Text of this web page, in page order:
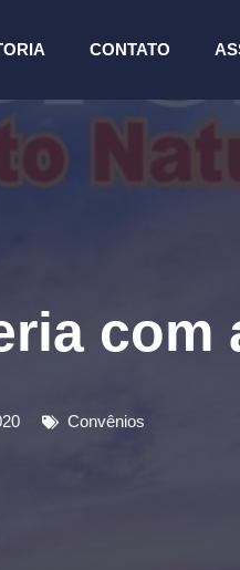
CONTATO
com
Convênios